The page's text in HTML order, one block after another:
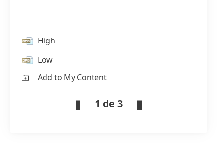
High
Low
Add to My Content
1 de 3